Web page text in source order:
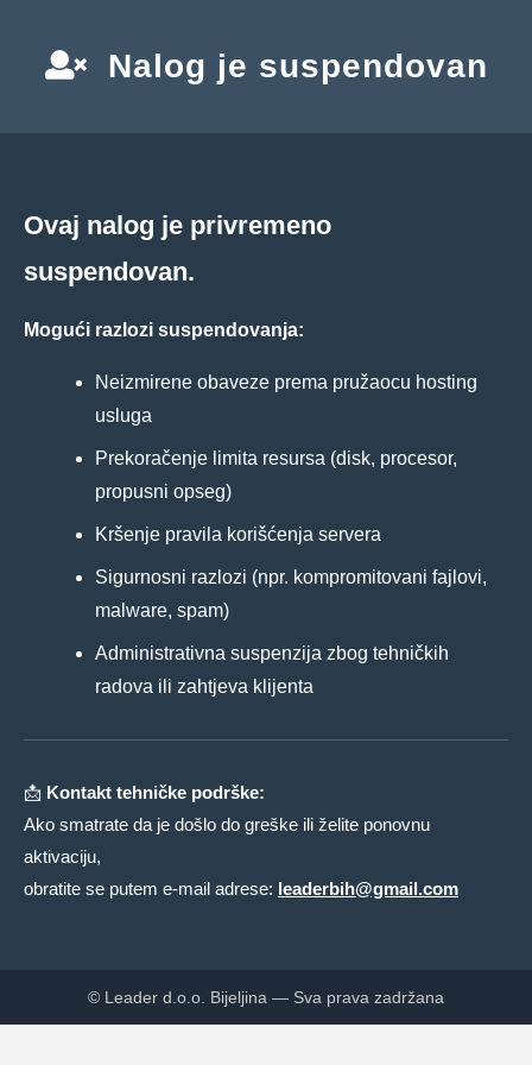
Nalog je suspendovan
Ovaj nalog je privremeno
suspendovan.
Mogući razlozi suspendovanja:
Neizmirene obaveze prema pružaocu hosting
usluga
Prekoračenje limita resursa (disk, procesor,
propusni opseg)
Kršenje pravila korišćenja servera
Sigurnosni razlozi (npr. kompromitovani fajlovi,
malware, spam)
Administrativna suspenzija zbog tehničkih
radova ili zahtjeva klijenta
📩 Kontakt tehničke podrške:
Ako smatrate da je došlo do greške ili želite ponovnu
aktivaciju,
obratite se putem e-mail adrese: leaderbih@gmail.com
© Leader d.o.o. Bijeljina — Sva prava zadržana